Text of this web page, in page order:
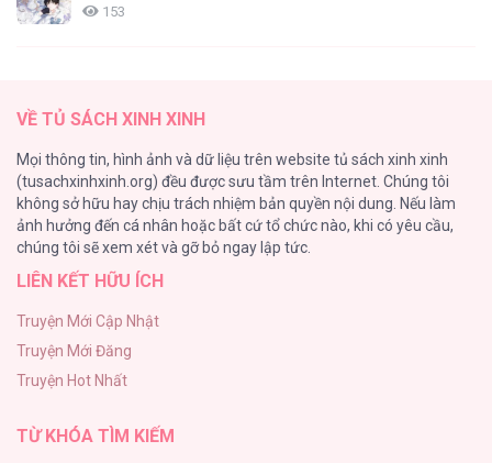
153
132
ONESHOT CHỊCH
118
Kiếp Này Ta Sẽ Trở Thành Gia Chủ
Mùa Xuân Hoa Nở
103
VỀ TỦ SÁCH XINH XINH
Mọi thông tin, hình ảnh và dữ liệu trên website tủ sách xinh xinh
(tusachxinhxinh.org) đều được sưu tầm trên Internet. Chúng tôi
không sở hữu hay chịu trách nhiệm bản quyền nội dung. Nếu làm
ảnh hưởng đến cá nhân hoặc bất cứ tổ chức nào, khi có yêu cầu,
chúng tôi sẽ xem xét và gỡ bỏ ngay lập tức.
LIÊN KẾT HỮU ÍCH
Truyện Mới Cập Nhật
Truyện Mới Đăng
Truyện Hot Nhất
TỪ KHÓA TÌM KIẾM